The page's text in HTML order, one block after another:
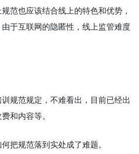
范也应该结合线上的特色和优势，
于互联网的隐匿性，线上监管难度
规范规定，不难看出，目前已经出
和内容等。
把规范落到实处成了难题。